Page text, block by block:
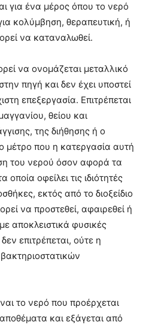
για ένα μέρος όπου το νερό
κολύμβηση, θεραπευτική, ή
να καταναλωθεί.
να ονομάζεται μεταλλικό
πηγή και δεν έχει υποστεί
επεξεργασία. Επιτρέπεται
θείου και
της διήθησης ή ο
μέτρο που η κατεργασία αυτή
του νερού όσον αφορά τα
οφείλει τις ιδιότητές
εκτός από το διοξείδιο
να προστεθεί, αφαιρεθεί ή
αποκλειστικά φυσικές
επιτρέπεται, ούτε η
το νερό που προέρχεται
και εξάγεται από